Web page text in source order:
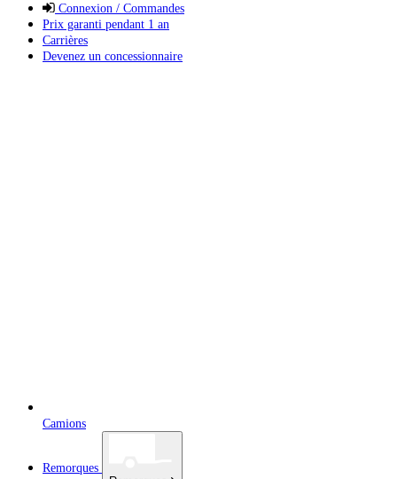
Connexion / Commandes
Prix garanti pendant 1 an
Carrières
Devenez un concessionnaire
Camions
Remorques